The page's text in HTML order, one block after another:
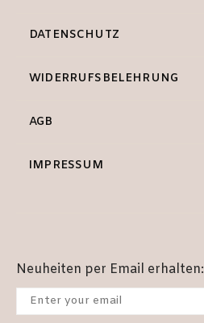
DATENSCHUTZ
WIDERRUFSBELEHRUNG
AGB
IMPRESSUM
Neuheiten per Email erhalten: